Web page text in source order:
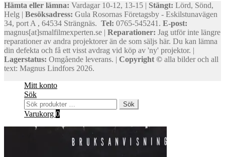
Hämta eller lämna: Vardagar 10-12, 13-15 | Stängt: Lörd, Sönd,
Helg | Besöksadress: Gula Rosornas Företagsby - Eskilstunavägen
34, port A , 64534 Strängnäs. Tel: 0765-545241. E-post:
magnus[at]smalfilmexperten.se | Reparationer: Jag utför inte längre
reparationer av andra projektorer än de som säljs här. Du kan lämna
din defekta och få ett visst avdrag vid köp av 'ny' projektor. |
Lagerstatus: Omgående leverans. | Copyright © alla bilder och all
text: Magnus Lindfors 2026.
Mitt konto
Sök
Sök
efter:
Sök
Varukorg 0